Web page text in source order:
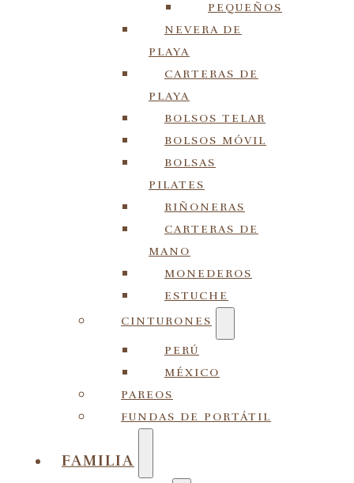
PEQUEÑOS
NEVERA DE
PLAYA
CARTERAS DE
PLAYA
BOLSOS TELAR
BOLSOS MÓVIL
BOLSAS
PILATES
RIÑONERAS
CARTERAS DE
MANO
MONEDEROS
ESTUCHE
CINTURONES
PERÚ
MÉXICO
PAREOS
FUNDAS DE PORTÁTIL
FAMILIA